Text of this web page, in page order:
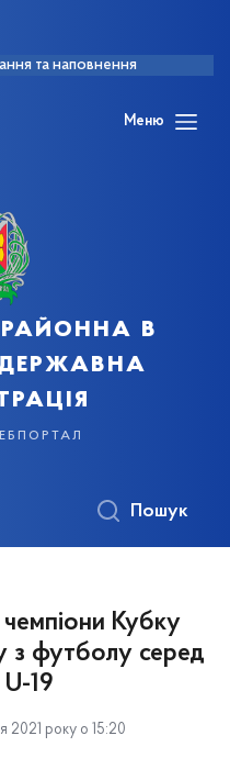
та наповнення
Меню
в
державна
Пошук
Кубку
з футболу серед
19
2021 року о 15:20